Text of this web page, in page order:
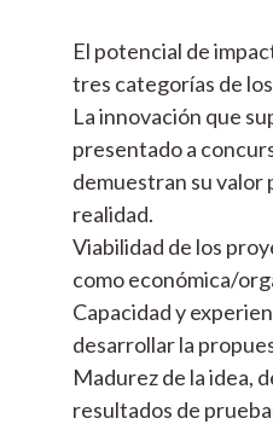
El potencial de
tres categorías de
La innovación que
presentado a
demuestran su valor
realidad.
Viabilidad de los
como económica/
Capacidad y
desarrollar la
Madurez de la idea,
resultados de